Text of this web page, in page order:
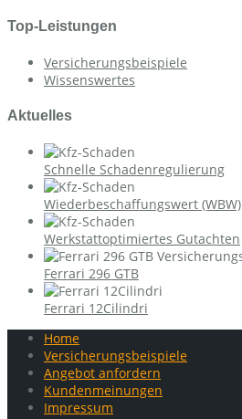
Top-Leistungen
Versicherungsbeispiele
Wissenswertes
Aktuelles
Schnelle Schadenregulierung
Wiederbeschaffungswert (WBW)
Werkstattoptimiertes Gutachten
Ferrari 296 GTB
Ferrari 12Cilindri
Home
Versicherungsbeispiele
Angebot anfordern
Kundenmeinungen
Impressum